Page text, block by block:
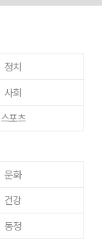
정치
사회
스포츠
문화
건강
동정